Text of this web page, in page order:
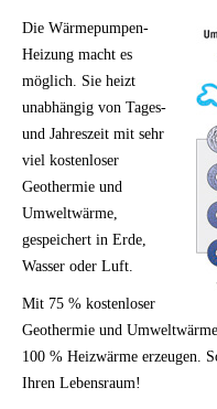
Die Wärmepumpen-
Heizung macht es
möglich. Sie heizt
unabhängig von Tages-
und Jahreszeit mit sehr
viel kostenloser
Geothermie und
Umweltwärme,
gespeichert in Erde,
Wasser oder Luft.
Mit 75 % kostenloser
Geothermie und
100 % Heizwärme erzeugen.
Ihren Lebensraum!